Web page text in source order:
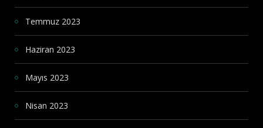
Temmuz 2023
Haziran 2023
Mayıs 2023
Nisan 2023